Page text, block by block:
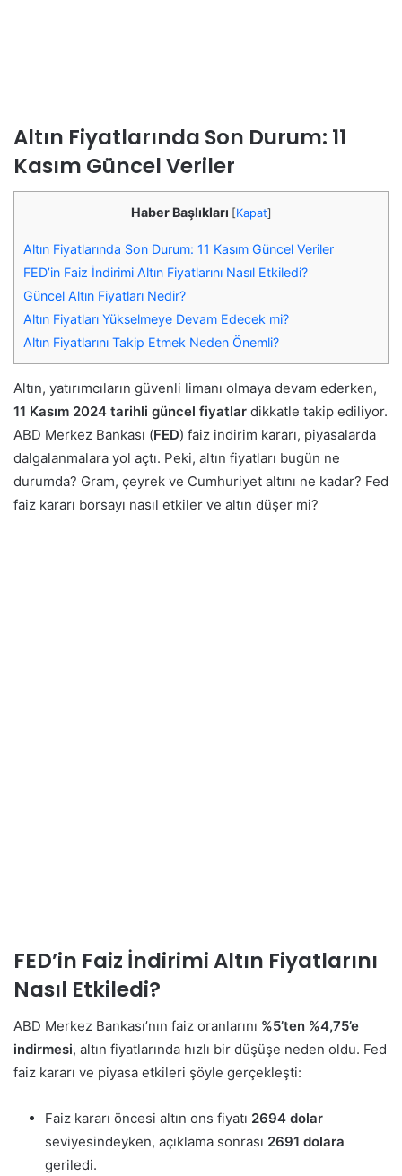
Altın Fiyatlarında Son Durum: 11
Kasım Güncel Veriler
Haber Başlıkları [Kapat]
Altın Fiyatlarında Son Durum: 11 Kasım Güncel Veriler
FED’in Faiz İndirimi Altın Fiyatlarını Nasıl Etkiledi?
Güncel Altın Fiyatları Nedir?
Altın Fiyatları Yükselmeye Devam Edecek mi?
Altın Fiyatlarını Takip Etmek Neden Önemli?
Altın, yatırımcıların güvenli limanı olmaya devam ederken,
11 Kasım 2024 tarihli güncel fiyatlar dikkatle takip ediliyor.
ABD Merkez Bankası (FED) faiz indirim kararı, piyasalarda
dalgalanmalara yol açtı. Peki, altın fiyatları bugün ne
durumda? Gram, çeyrek ve Cumhuriyet altını ne kadar? Fed
faiz kararı borsayı nasıl etkiler ve altın düşer mi?
FED’in Faiz İndirimi Altın Fiyatlarını
Nasıl Etkiledi?
ABD Merkez Bankası’nın faiz oranlarını %5’ten %4,75’e
indirmesi, altın fiyatlarında hızlı bir düşüşe neden oldu. Fed
faiz kararı ve piyasa etkileri şöyle gerçekleşti:
Faiz kararı öncesi altın ons fiyatı 2694 dolar
seviyesindeyken, açıklama sonrası 2691 dolara
geriledi.